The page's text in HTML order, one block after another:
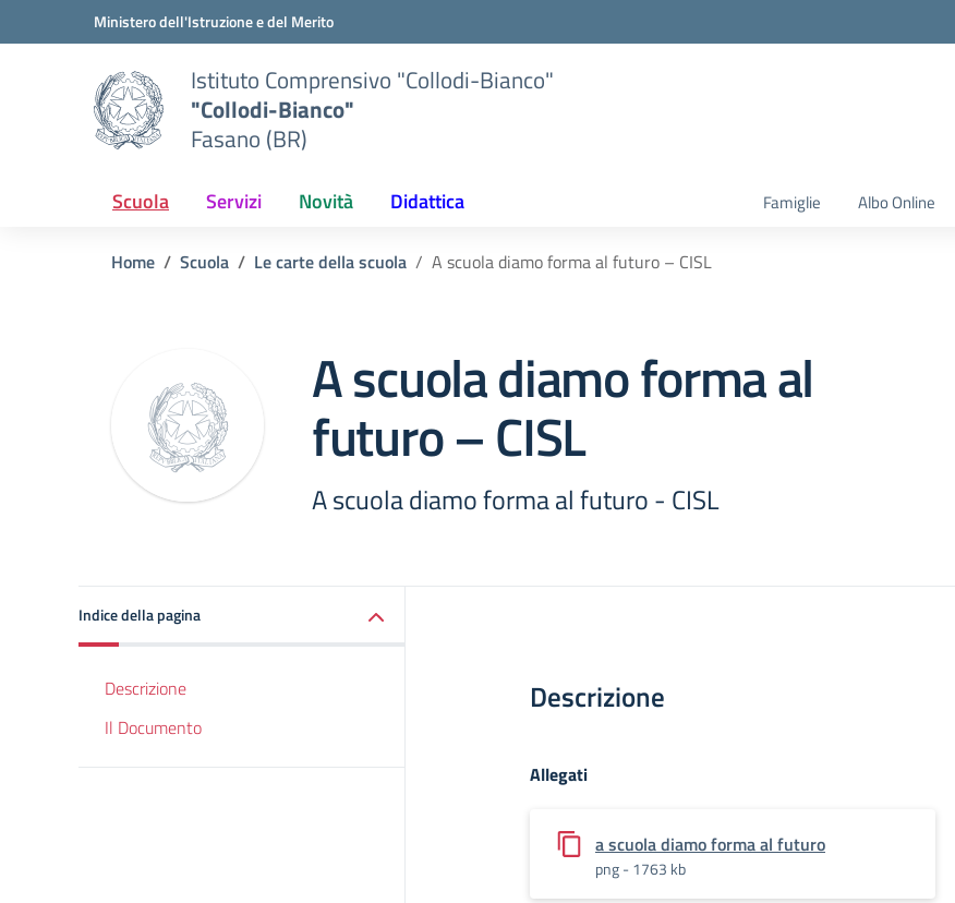
Vai ai contenuti
Vai al menu di navigazioneMinistero dell'Istruzione e del Merito
Istituto Comprensivo "Collodi-Bianco"
"Collodi-Bianco"
Fasano (BR)
Scuola Servizi Novità Didattica Famiglie Albo Online
Home Scuola Le carte della scuola A scuola diamo forma al futuro – CISL
A scuola diamo forma al
futuro – CISL
A scuola diamo forma al futuro - CISL
Indice della pagina
Descrizione
Il Documento
Descrizione
Allegati
a scuola diamo forma al futuro
png - 1763 kb